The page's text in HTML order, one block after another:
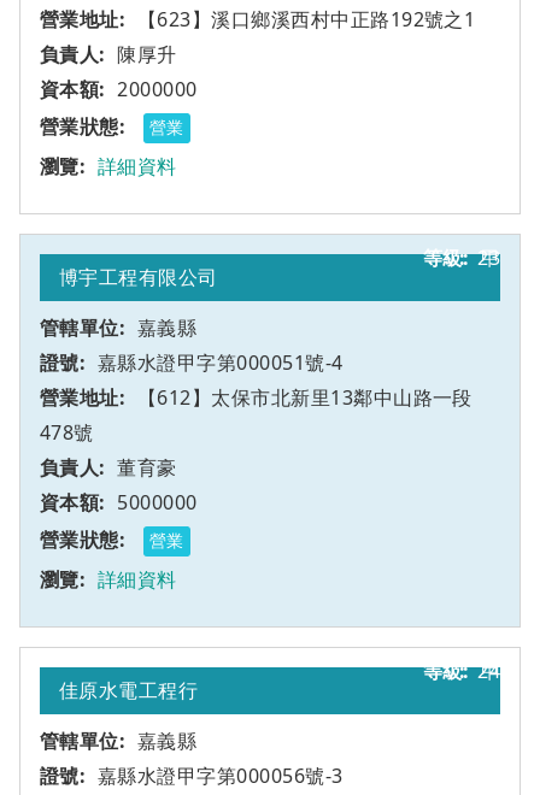
【623】溪口鄉溪西村中正路192號之1
陳厚升
2000000
營業
詳細資料
23
博宇工程有限公司
嘉義縣
嘉縣水證甲字第000051號-4
【612】太保市北新里13鄰中山路一段
478號
甲
董育豪
5000000
營業
詳細資料
24
佳原水電工程行
嘉義縣
嘉縣水證甲字第000056號-3
甲